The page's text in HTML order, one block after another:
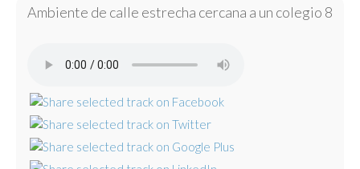
Ambiente de calle estrecha cercana a un colegio 8